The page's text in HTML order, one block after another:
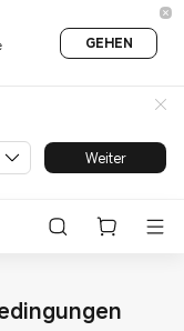
GEHEN
Weiter